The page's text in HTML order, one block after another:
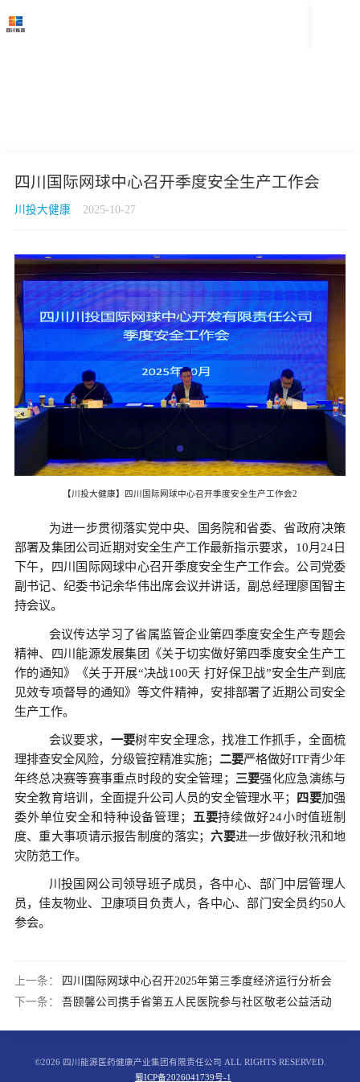
四川国际网球中心召开季度安全生产工作会
川投大健康 2025-10-27
【川投大健康】四川国际网球中心召开季度安全生产工作会2
为进一步贯彻落实党中央、国务院和省委、省政府决策
部署及集团公司近期对安全生产工作最新指示要求， 10月24日
下午，四川国际网球中心召开季度安全生产工作会。公司党委
副书记、纪委书记余华伟出席会议并讲话，副总经理廖国智主
持会议。
会议传达学习了省属监管企业第四季度安全生产专题会
精神、四川能源发展集团《关于切实做好第四季度安全生产工
作的通知》《关于开展“决战100天 打好保卫战”安全生产到底
见效专项督导的通知》等文件精神，安排部署了近期公司安全
生产工作。
会议要求， 一要树牢安全理念，找准工作抓手，全面梳
理排查安全风险，分级管控精准实施； 二要严格做好ITF青少年
年终总决赛等赛事重点时段的安全管理； 三要强化应急演练与
安全教育培训，全面提升公司人员的安全管理水平； 四要加强
委外单位安全和特种设备管理；
五要持续做好24小时值班制
度、重大事项请示报告制度的落实；六要进一步做好秋汛和地
灾防范工作。
川投国网公司领导班子成员，各中心、部门中层管理人
员，佳友物业、卫康项目负责人，各中心、部门安全员约50人
参会。
上一条：
四川国际网球中心召开2025年第三季度经济运行分析会
下一条：
吾颐馨公司携手省第五人民医院参与社区敬老公益活动
©2026 四川能源医药健康产业集团有限责任公司 ALL RIGHTS RESERVED.
蜀ICP备2026041739号-1